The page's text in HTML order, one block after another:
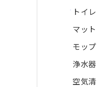
トイ
マッ
モッ
浄水
空気